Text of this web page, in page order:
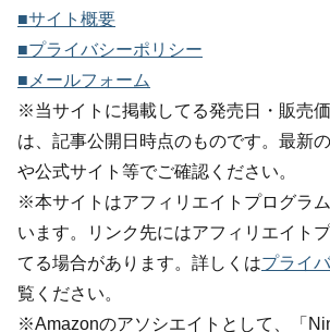
■サイト概要
■プライバシーポリシー
■メールフォーム
※当サイトに掲載してる発売日・販売
は、記事公開日時点のものです。最新
や公式サイト等でご確認ください。
※本サイトはアフィリエイトプログラ
います。リンク先にはアフィリエイト
てる場合があります。詳しくはプライ
覧ください。
※Amazonのアソシエイトとして、「